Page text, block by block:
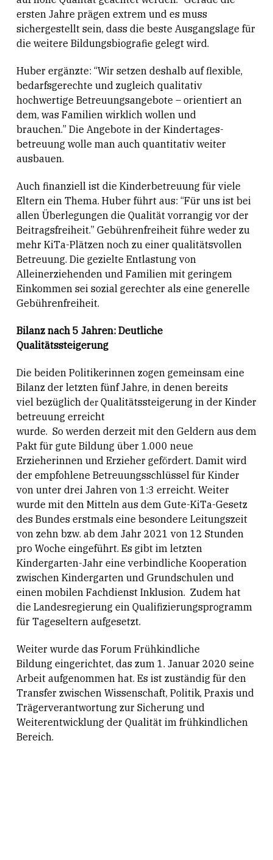
ersten Jahre prägen extrem und es muss
sichergestellt sein, dass die beste Ausgangslage für
die weitere Bildungsbiografie gelegt wird.
Huber ergänzte: “Wir setzen deshalb auf flexible,
bedarfsgerechte und zugleich qualitativ
hochwertige Betreuungsangebote – orientiert an
dem, was Familien wirklich wollen und
brauchen.” Die Angebote in der Kindertages­
betreuung wolle man auch quantitativ weiter
ausbauen.
Auch finanziell ist die Kinderbetreuung für viele
Eltern ein Thema. Huber führt aus: “Für uns ist bei
allen Überlegungen die Qualität vorrangig vor der
Beitragsfreiheit.” Gebührenfreiheit führe weder zu
mehr KiTa-Plätzen noch zu einer qualitätsvollen
Betreuung. Die gezielte Entlastung von
Alleinerziehenden und Familien mit geringem
Einkommen sei sozial gerechter als eine generelle
Gebührenfreiheit.
Bilanz nach 5 Jahren: Deutliche
Qualitätssteigerung
Die beiden Politikerinnen zogen gemeinsam eine
Bilanz der letzten fünf Jahre, in denen bereits
viel bezüglich der Qualitätssteigerung in der Kinder
betreuung erreicht
wurde. So werden derzeit mit den Geldern aus dem
Pakt für gute Bildung über 1.000 neue
Erzieherinnen und Erzieher gefördert. Damit wird
der empfohlene Betreuungsschlüssel für Kinder
von unter drei Jahren von 1:3 erreicht. Weiter
wurde mit den Mitteln aus dem Gute-KiTa-Gesetz
des Bundes erstmals eine besondere Leitungszeit
von zehn bzw. ab dem Jahr 2021 von 12 Stunden
pro Woche eingeführt. Es gibt im letzten
Kindergarten-Jahr eine verbindliche Kooperation
zwischen Kindergarten und Grundschulen und
einen mobilen Fachdienst Inklusion. Zudem hat
die Landesregierung ein Qualifizierungsprogramm
für Tageseltern aufgesetzt.
Weiter wurde das Forum Frühkindliche
Bildung eingerichtet, das zum 1. Januar 2020 seine
Arbeit aufgenommen hat. Es ist zuständig für den
Transfer zwischen Wissenschaft, Politik, Praxis und
Trägerverantwortung zur Sicherung und
Weiterentwicklung der Qualität im frühkindlichen
Bereich.